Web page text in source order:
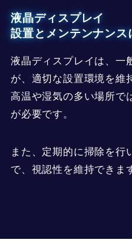
液晶ディスプレイ
設置とメンテンナンス
液晶ディスプレイは、一
が、適切な設置環境を維
高温や湿気の多い場所で
が必要です。
また、定期的に掃除を行
で、視認性を維持できま